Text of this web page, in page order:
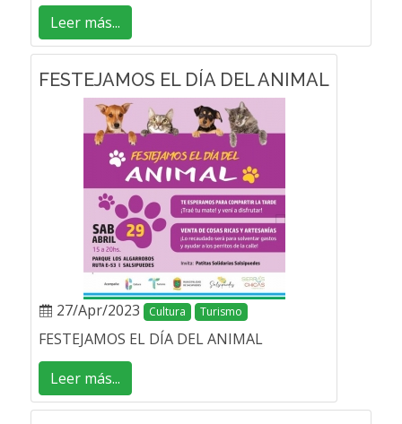
Leer más...
FESTEJAMOS EL DÍA DEL ANIMAL
27/Apr/2023 Cultura Turismo
FESTEJAMOS EL DÍA DEL ANIMAL
Leer más...